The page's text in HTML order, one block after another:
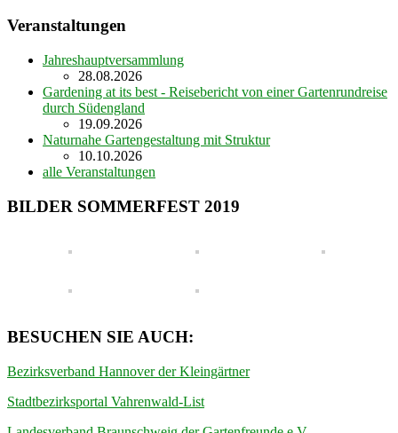
Veranstaltungen
Jahreshauptversammlung
28.08.2026
Gardening at its best - Reisebericht von einer Gartenrundreise
durch Südengland
19.09.2026
Naturnahe Gartengestaltung mit Struktur
10.10.2026
alle Veranstaltungen
BILDER SOMMERFEST 2019
BESUCHEN SIE AUCH:
Bezirksverband Hannover der Kleingärtner
Stadtbezirksportal Vahrenwald-List